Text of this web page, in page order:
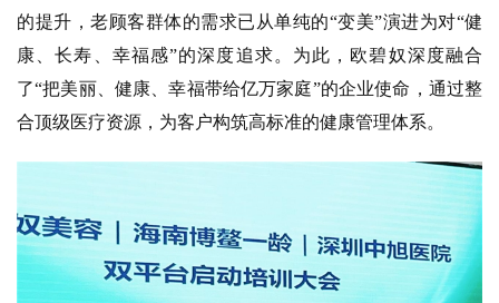
的提升，老顾客群体的需求已从单纯的“变美”演进为对“健
康、长寿、幸福感”的深度追求。为此，欧碧奴深度融合
了“把美丽、健康、幸福带给亿万家庭”的企业使命，通过整
合顶级医疗资源，为客户构筑高标准的健康管理体系。